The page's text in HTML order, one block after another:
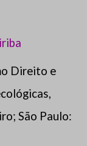
Direito e
São Paulo: